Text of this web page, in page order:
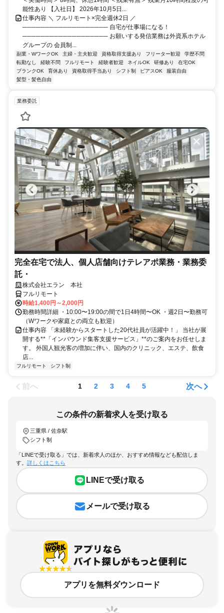
能性あり 【入社日】 2026年10月5日...
仕事内容 ＼ フルリモート×完全週休2日 ／
─────────────────── 自宅が仕事場になる！
─────────────────── お願いする発信業務は外資系ホテル
グループの 会員制...
副業・WワークOK 主婦・主夫歓迎 資格取得支援あり フリーター歓迎
学歴不問
転勤なし
経験不問 フルリモート 経験者歓迎 ネイルOK 研修あり
在宅OK
ブランクOK
育休あり 資格取得手当あり シフト制 ピアスOK
服装自由
髪型・髪色自由
業務委託
完全在宅で法人、個人店舗向けテレアポ業務・業務委
託・
株式会社エラン 本社
フルリモート
時給1,400円～2,000円
勤務時間詳細 ・10:00〜19:00の間で1日4時間〜OK ・週2日〜勤務可
（Wワークや家庭との両立も歓迎）
仕事内容 「未経験からスタートした20代社員が活躍中！」 当社が展
開する**「インバウンド集客支援サービス」**のご案内をお任せしま
す。 外国人観光客の増加に伴い、国内のクリニック、エステ、飲食
店...
フルリモート シフト制
前へ 1 2 3 4 5 次へ
この条件の新着求人を受け取る
三重県 / 佐奈駅
シフト制
「LINEで受け取る」では、新着求人のほか、おすすめ情報なども配信しま
す。 詳しくはこちら
LINEで受け取る
メールで受け取る
アプリを無料ダウンロード